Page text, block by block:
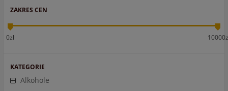
ZAKRES CEN
0zł
KATEGORIE
Alkohole